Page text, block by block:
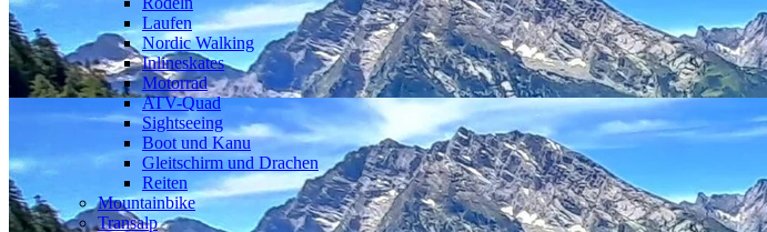
Laufen
Nordic Walking
Inlineskates
Motorrad
ATV-Quad
Sightseeing
Boot und Kanu
Gleitschirm und Drachen
Reiten
Mountainbike
Transalp